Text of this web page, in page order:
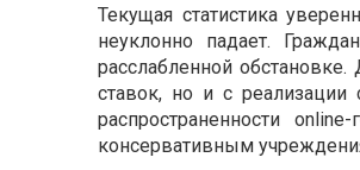
Текущая статистика
неуклонно падает.
расслабленной
ставок, но и с реализации
распространенности
консервативным